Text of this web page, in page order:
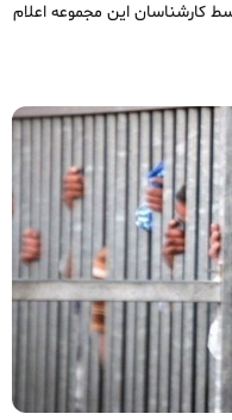
کارشناسان این مجموعه اعلام